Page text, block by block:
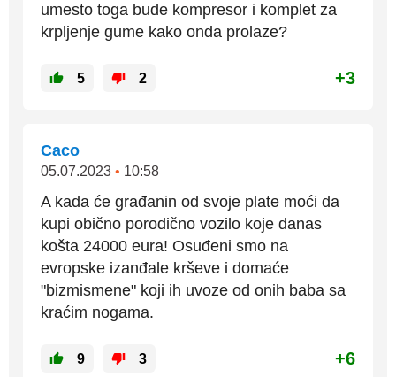
umesto toga bude kompresor i komplet za
krpljenje gume kako onda prolaze?
5 2 +3
Caco
05.07.2023 • 10:58
A kada će građanin od svoje plate moći da
kupi obično porodično vozilo koje danas
košta 24000 eura! Osuđeni smo na
evropske izanđale krševe i domaće
"bizmismene" koji ih uvoze od onih baba sa
kraćim nogama.
9 3 +6